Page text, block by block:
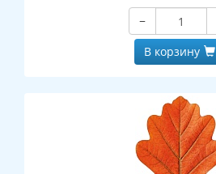
−
В корзину